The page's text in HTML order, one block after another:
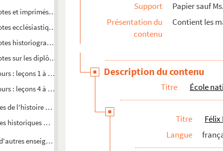
et imprimés sur les Carolingiens
ecclésiastiques, littéraires et monétaires
historiographiques et littéraires
sur les diplômes, chartes et cartulaires
: leçons 1 à 4, 9, 12 à 17, 20 à 30
: leçons 4 à 8, 10, 11 18, 19
de l'histoire des Carolingiens : leçon 1 à 5
historiques mérovingiennes : leçons 1 à 27 et notes
enseignants
Support
Papier sauf
Présentation du
contenu
Contient les
Description du contenu
Titre École
Titre
Langue